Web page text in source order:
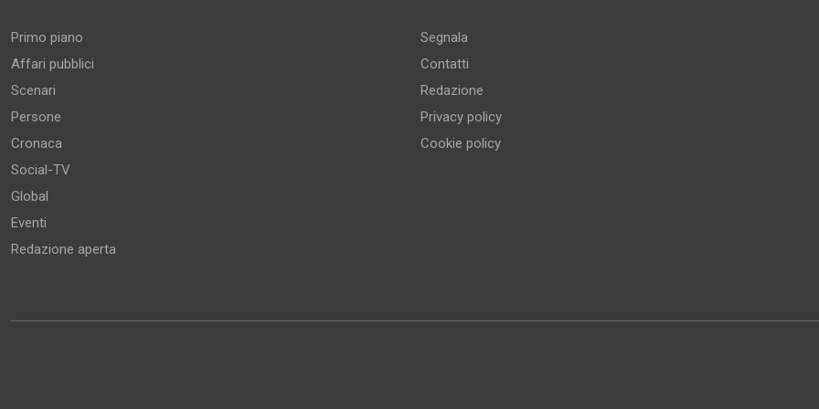
Primo piano
Affari pubblici
Scenari
Persone
Cronaca
Social-TV
Global
Eventi
Redazione aperta
Segnala
Contatti
Redazione
Privacy policy
Cookie policy